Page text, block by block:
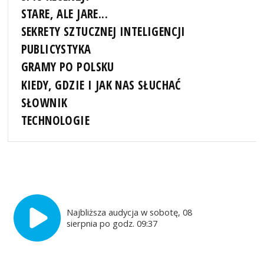
STARE, ALE JARE...
SEKRETY SZTUCZNEJ INTELIGENCJI
PUBLICYSTYKA
GRAMY PO POLSKU
KIEDY, GDZIE I JAK NAS SŁUCHAĆ
SŁOWNIK
TECHNOLOGIE
Najbliższa audycja w sobotę, 08
sierpnia po godz. 09:37